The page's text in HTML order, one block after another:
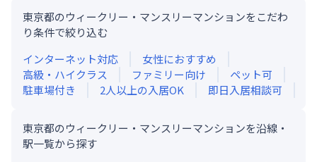
東京都のウィークリー・マンスリーマンションをこだわ
り条件で絞り込む
インターネット対応
女性におすすめ
高級・ハイクラス
ファミリー向け
ペット可
駐車場付き
2人以上の入居OK 即日入居相談可
東京都のウィークリー・マンスリーマンションを沿線・
駅一覧から探す